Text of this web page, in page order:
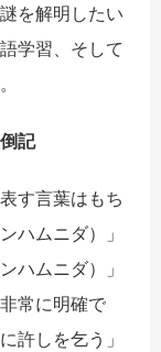
を解明したい
学習、そして
記
す言葉はもち
ハムニダ）」
ハムニダ）」
常に明確で
許しを乞う」